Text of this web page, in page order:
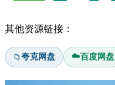
其他资源链接：
📁夸克网盘 ☁️百度网盘